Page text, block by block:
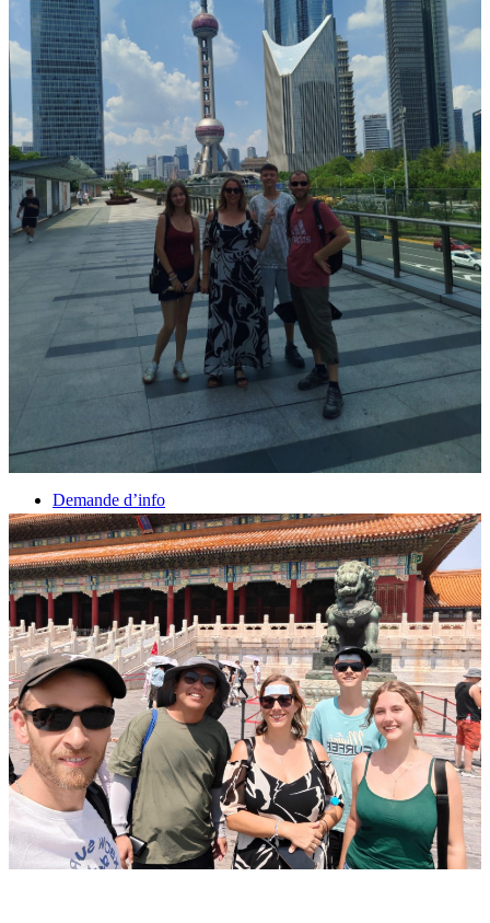
Présentation de la Chine
Cuisines de Chine
Les Minorités Ethniques Chinoises
Fêtes traditionnelles & vacances en Chine
Les signes astrologiques Chinois
Les plus belles montagnes de Chine
Les plus belles balades de Chine
La Chine vue du ciel
Visiter la Chine pour voir le monde
Les langues en Chine : une étonnante diversité
Préparer son voyage en Chine
Notre sélection d’hôtels en Chine
Météo & climat
Obtention Visa Voyage Chine
Comment communiquer depuis la Chine ?
Maîtrisez les mots essentiels
Transports en Chine
Vols directs vers la Chine
Voyager en train
Voyager en Chine avec votre drone
Vaccins pour votre voyage en Chine
Mal des montagnes
Demande d’info
09 83 07 44 60